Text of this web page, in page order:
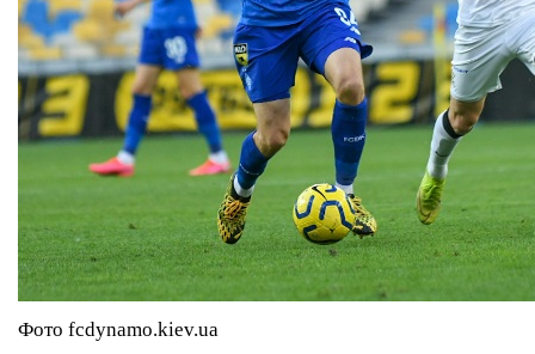
Фото fcdynamo.kiev.ua